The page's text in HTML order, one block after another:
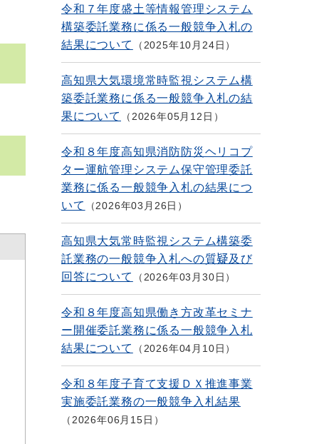
令和７年度盛土等情報管理システム
構築委託業務に係る一般競争入札の
結果について
2025年10月24日
高知県大気環境常時監視システム構
築委託業務に係る一般競争入札の結
果について
2026年05月12日
令和８年度高知県消防防災ヘリコプ
ター運航管理システム保守管理委託
業務に係る一般競争入札の結果につ
いて
2026年03月26日
高知県大気常時監視システム構築委
託業務の一般競争入札への質疑及び
回答について
2026年03月30日
令和８年度高知県働き方改革セミナ
ー開催委託業務に係る一般競争入札
結果について
2026年04月10日
令和８年度子育て支援ＤＸ推進事業
実施委託業務の一般競争入札結果
2026年06月15日